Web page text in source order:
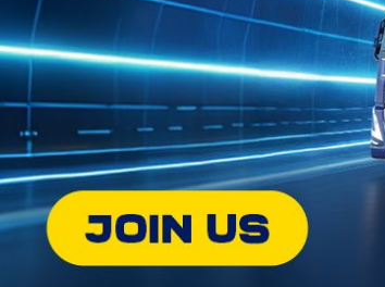
PREMUS™ COT
Γράσο λιθίου υψηλής απόδοσης